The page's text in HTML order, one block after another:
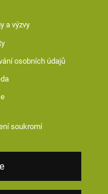
a výzvy
osobních údajů
soukromí